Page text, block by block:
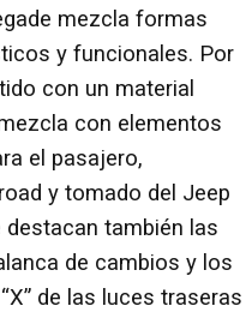
mezcla formas
y funcionales. Por
con un material
con elementos
el pasajero,
y tomado del Jeep
destacan también las
de cambios y los
de las luces traseras